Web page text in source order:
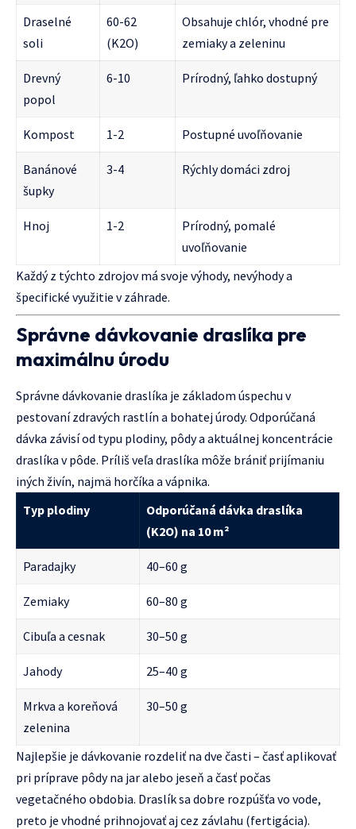
Draselné
soli
60-62
(K2O)
Obsahuje chlór, vhodné pre
zemiaky a zeleninu
Drevný
popol
6-10 Prírodný, ľahko dostupný
Kompost 1-2 Postupné uvoľňovanie
Banánové
šupky
3-4 Rýchly domáci zdroj
Hnoj 1-2
Prírodný, pomalé
uvoľňovanie
Každý z týchto zdrojov má svoje výhody, nevýhody a
špecifické využitie v záhrade.
Správne dávkovanie draslíka pre
maximálnu úrodu
Správne dávkovanie draslíka je základom úspechu v
pestovaní zdravých rastlín a bohatej úrody. Odporúčaná
dávka závisí od typu plodiny, pôdy a aktuálnej koncentrácie
draslíka v pôde. Príliš veľa draslíka môže brániť prijímaniu
iných živín, najmä horčíka a vápnika.
Typ plodiny
Odporúčaná dávka draslíka
(K2O) na 10 m²
Paradajky 40–60 g
Zemiaky 60–80 g
Cibuľa a cesnak 30–50 g
Jahody 25–40 g
Mrkva a koreňová
zelenina
30–50 g
Najlepšie je dávkovanie rozdeliť na dve časti – časť aplikovať
pri príprave pôdy na jar alebo jeseň a časť počas
vegetačného obdobia. Draslík sa dobre rozpúšťa vo vode,
preto je vhodné prihnojovať aj cez závlahu (fertigácia).